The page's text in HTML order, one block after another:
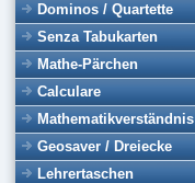
Dominos / Quartette
Senza Tabukarten
Mathe-Pärchen
Calculare
Mathematikverständnis
Geosaver / Dreiecke
Lehrertaschen